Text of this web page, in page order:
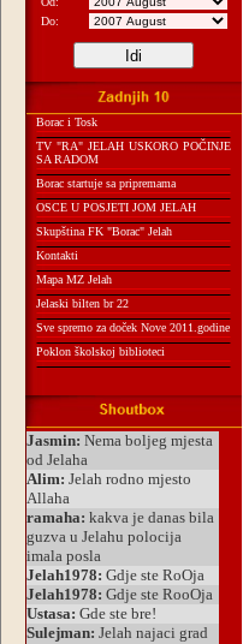
Do:
Borac i Tosk
TV "RA" JELAH USKORO POČINJE
SA RADOM
Borac startuje sa pripremama
OSCE U POSJETI JOM JELAH
Skupština FK "Borac" Jelah
Kontakti
Mapa MZ Jelah
Jelaski bilten br 22
Sve spremo za doček Nove 2011.godine
Poklon školskoj biblioteci